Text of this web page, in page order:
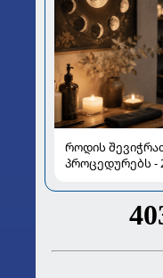
როდის
პროცედურებს -